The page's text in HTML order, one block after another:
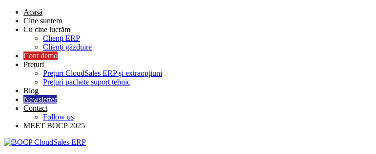
Skip
content
Acasă
Cine suntem
Cu cine lucrăm
Clienți ERP
Clienți găzduire
Cont demo
Prețuri
Prețuri CloudSales ERP și extraopțiuni
Prețuri pachete suport tehnic
Blog
Newsletter
Contact
Follow us
MEET BOCP 2025